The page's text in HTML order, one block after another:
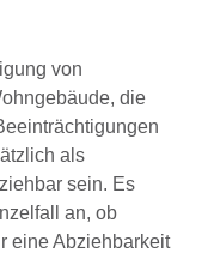
von
die
als
sein. Es
an, ob
eine Abziehbarkeit